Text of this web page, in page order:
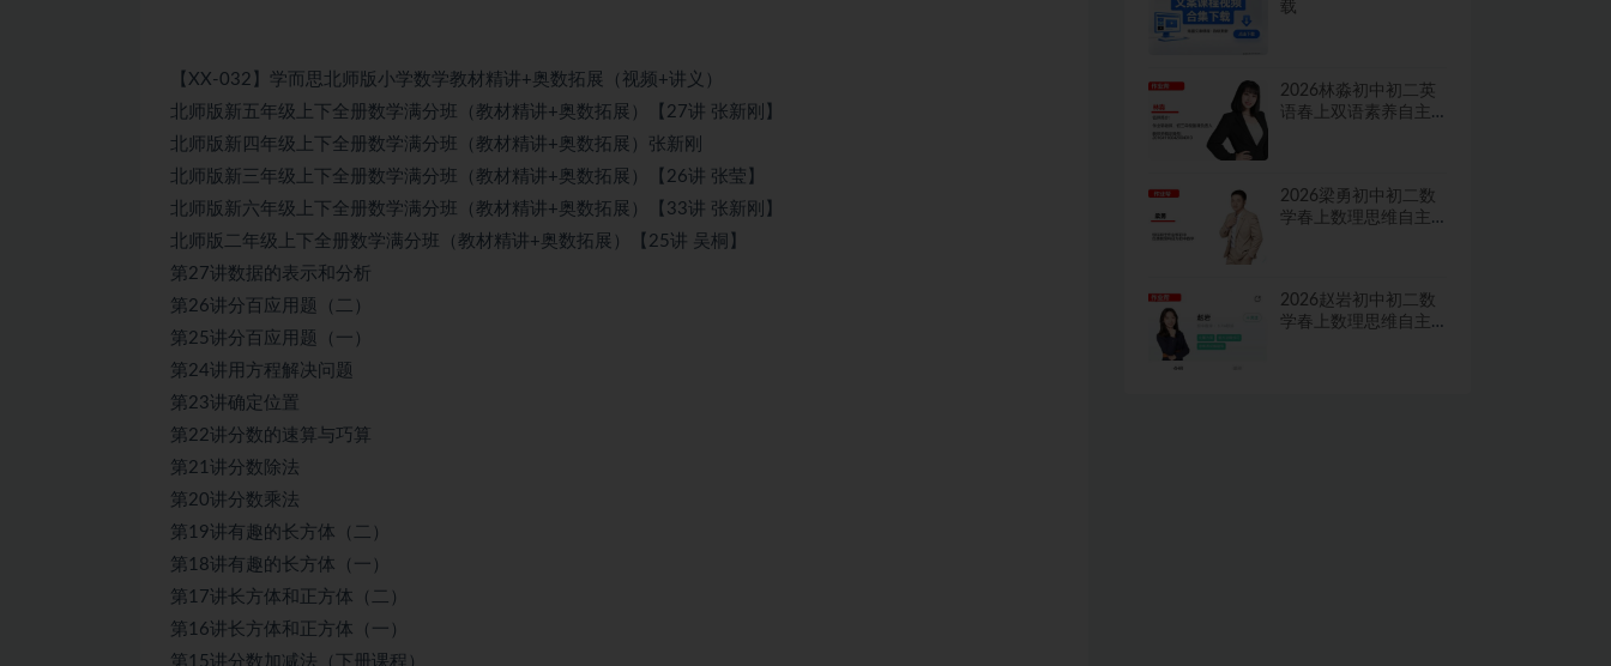
【XX-032】学而思北师版小学数学教材精讲+奥数拓展（视频+讲义）
北师版新五年级上下全册数学满分班（教材精讲+奥数拓展）【27讲 张新刚】
北师版新四年级上下全册数学满分班（教材精讲+奥数拓展）张新刚
北师版新三年级上下全册数学满分班（教材精讲+奥数拓展）【26讲 张莹】
北师版新六年级上下全册数学满分班（教材精讲+奥数拓展）【33讲 张新刚】
北师版二年级上下全册数学满分班（教材精讲+奥数拓展）【25讲 吴桐】
第27讲数据的表示和分析
第26讲分百应用题（二）
第25讲分百应用题（一）
第24讲用方程解决问题
第23讲确定位置
第22讲分数的速算与巧算
第21讲分数除法
第20讲分数乘法
第19讲有趣的长方体（二）
第18讲有趣的长方体（一）
第17讲长方体和正方体（二）
第16讲长方体和正方体（一）
第15讲分数加减法（下册课程）
载
2026林淼初中初二英
语春上双语素养自主
2026梁勇初中初二数
学春上数理思维自主
2026赵岩初中初二数
学春上数理思维自主